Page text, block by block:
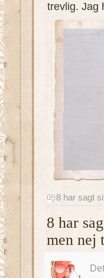
trevlig. Jag
8 har sagt
8 har
men nej